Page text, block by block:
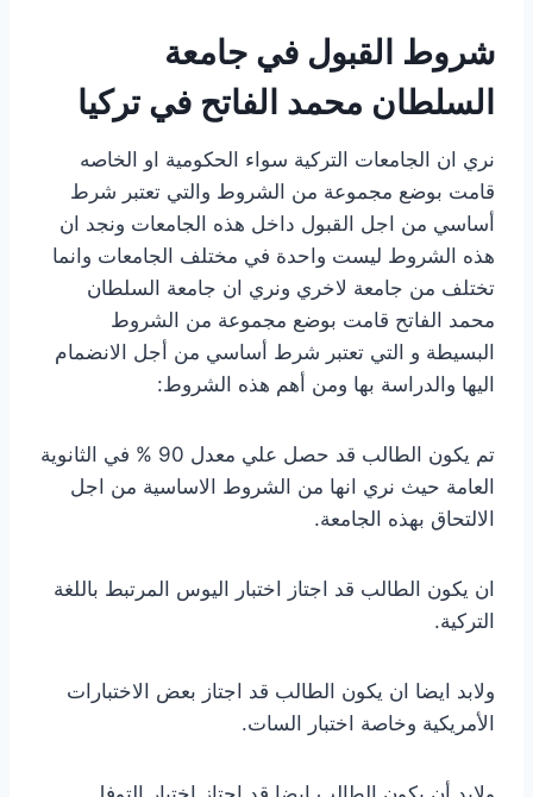
شروط القبول في جامعة
السلطان محمد الفاتح في تركيا
نري ان الجامعات التركية سواء الحكومية او الخاصه
قامت بوضع مجموعة من الشروط والتي تعتبر شرط
أساسي من اجل القبول داخل هذه الجامعات ونجد ان
هذه الشروط ليست واحدة في مختلف الجامعات وانما
تختلف من جامعة لاخري ونري ان جامعة السلطان
محمد الفاتح قامت بوضع مجموعة من الشروط
البسيطة و التي تعتبر شرط أساسي من أجل الانضمام
اليها والدراسة بها ومن أهم هذه الشروط:
تم يكون الطالب قد حصل علي معدل 90 % في الثانوية
العامة حيث نري انها من الشروط الاساسية من اجل
الالتحاق بهذه الجامعة.
ان يكون الطالب قد اجتاز اختبار اليوس المرتبط باللغة
التركية.
ولابد ايضا ان يكون الطالب قد اجتاز بعض الاختبارات
الأمريكية وخاصة اختبار السات.